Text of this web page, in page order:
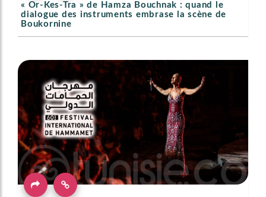
« Or-Kes-Tra » de Hamza Bouchnak : quand le
dialogue des instruments embrase la scène de
Boukornine